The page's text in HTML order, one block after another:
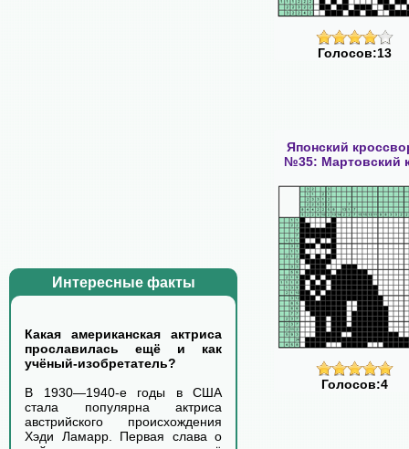
Интересные факты
Какая американская актриса
прославилась ещё и как
учёный-изобретатель?
В 1930—1940-е годы в США
стала популярна актриса
австрийского происхождения
Хэди Ламарр. Первая слава о
Голосов:13
Японский
№35: Мартовский
Голосов:4